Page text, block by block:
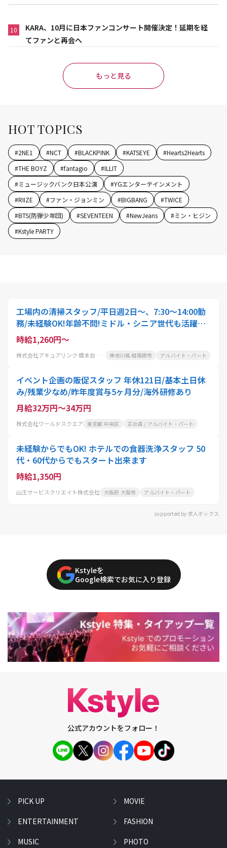
10
KARA、10月に日本ファンコンサート開催決定！延期を経
てファンと再会へ
もっと見る
HOT TOPICS
#2NE1 #NCT #BLACKPINK #KATSEYE #Hearts2Hearts
#THE BOYZ #fantagio #ILLIT
#ミュージックバンク日本公演 #YGエンターテインメント
#RIIZE #ファン・ジョンミン #BIGBANG #TWICE
#BTS(防弾少年団) #SEVENTEEN #NewJeans #ミン・ヒジン
#Kstyle PARTY
工場内の清掃スタッフ/平日週2日～、7:30～14:00勤
務/未経験OK!年齢不問!ミドル・シニア世代も活躍中!
別現場もあるのでご相談ください
時給1,260円～
株式会社アキュアリンク 橋本台 工場 神奈川県 相模原市 アルバイト・パート
イベント企画の販促スタッフ 年休121日/基本土日休
み/残業少なめ/昨年度賞与5ヶ月分/海外研修あり
月給32万円～34万円
株式会社ワールドスクエア 東京都 中央区 正社員 / アルバイト・パート
未経験からでもOK! ホテルでの食器洗浄スタッフ 50
代・60代からでもスタート出来ます
時給1,350円
山王サービスクリエイト株式会社 大阪府 大阪市 アルバイト・パート
supported by 求人ボックス
Kstyleを
Google検索でお気に入り登録
公式アカウントをフォロー！
PICK UP
ENTERTAINMENT
MUSIC
MOVIE
FASHION
PHOTO